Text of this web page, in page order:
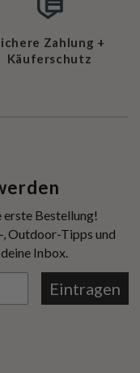
Zahlung +
Käuferschutz
erste Bestellung!
, Outdoor-Tipps und
Inbox.
Eintragen